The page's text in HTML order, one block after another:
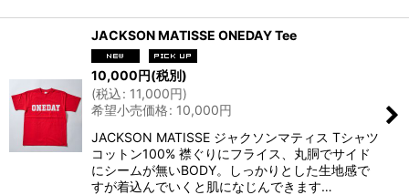
JACKSON MATISSE ONEDAY Tee
10,000円(税別)
(税込: 11,000円)
希望小売価格: 10,000円
JACKSON MATISSE ジャクソンマティス Tシャツ
コットン100% 襟ぐりにフライス、丸胴でサイド
にシームが無いBODY。しっかりとした生地感で
すが着込んでいくと肌になじんできます…